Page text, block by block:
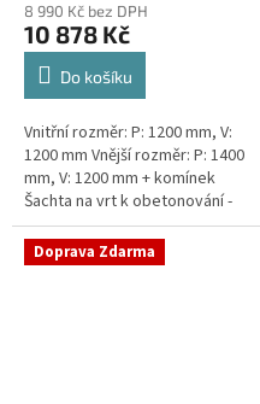
8 990 Kč bez DPH
10 878 Kč
Do košíku
Vnitřní rozměr: P: 1200 mm, V:
1200 mm Vnější rozměr: P: 1400
mm, V: 1200 mm + komínek
Šachta na vrt k obetonování -
vhodná pod parkovací stání,
komunikace nebo do míst...
Doprava Zdarma